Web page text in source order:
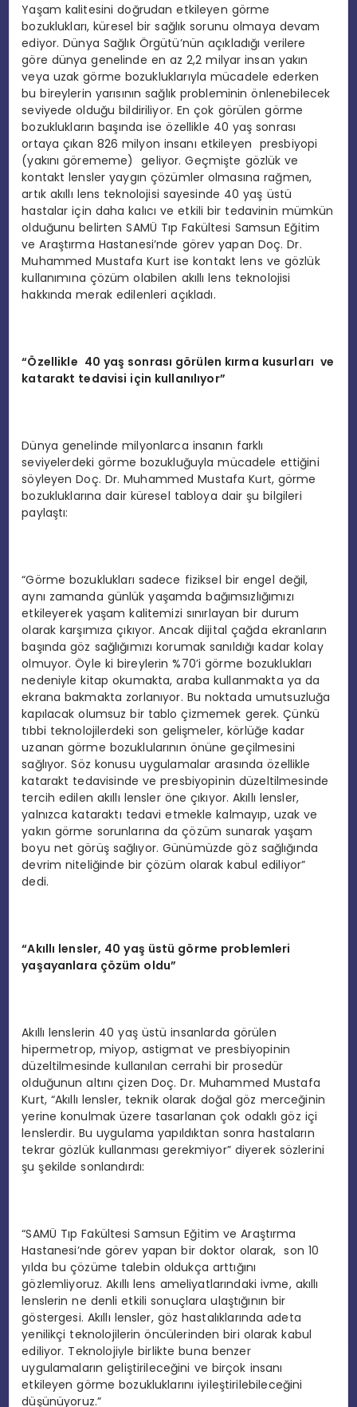
Yaşam kalitesini doğrudan etkileyen görme
bozuklukları, küresel bir sağlık sorunu olmaya devam
ediyor. Dünya Sağlık Örgütü’nün açıkladığı verilere
göre dünya genelinde en az 2,2 milyar insan yakın
veya uzak görme bozukluklarıyla mücadele ederken
bu bireylerin yarısının sağlık probleminin önlenebilecek
seviyede olduğu bildiriliyor. En çok görülen görme
bozuklukların başında ise özellikle 40 yaş sonrası
ortaya çıkan 826 milyon insanı etkileyen presbiyopi
(yakını görememe) geliyor. Geçmişte gözlük ve
kontakt lensler yaygın çözümler olmasına rağmen,
artık akıllı lens teknolojisi sayesinde 40 yaş üstü
hastalar için daha kalıcı ve etkili bir tedavinin mümkün
olduğunu belirten SAMÜ Tıp Fakültesi Samsun Eğitim
ve Araştırma Hastanesi’nde görev yapan Doç. Dr.
Muhammed Mustafa Kurt ise kontakt lens ve gözlük
kullanımına çözüm olabilen akıllı lens teknolojisi
hakkında merak edilenleri açıkladı.
“Özellikle 40 yaş sonrası görülen kırma kusurları ve
katarakt tedavisi için kullanılıyor”
Dünya genelinde milyonlarca insanın farklı
seviyelerdeki görme bozukluğuyla mücadele ettiğini
söyleyen Doç. Dr. Muhammed Mustafa Kurt, görme
bozukluklarına dair küresel tabloya dair şu bilgileri
paylaştı:
“Görme bozuklukları sadece fiziksel bir engel değil,
aynı zamanda günlük yaşamda bağımsızlığımızı
etkileyerek yaşam kalitemizi sınırlayan bir durum
olarak karşımıza çıkıyor. Ancak dijital çağda ekranların
başında göz sağlığımızı korumak sanıldığı kadar kolay
olmuyor. Öyle ki bireylerin %70’i görme bozuklukları
nedeniyle kitap okumakta, araba kullanmakta ya da
ekrana bakmakta zorlanıyor. Bu noktada umutsuzluğa
kapılacak olumsuz bir tablo çizmemek gerek. Çünkü
tıbbi teknolojilerdeki son gelişmeler, körlüğe kadar
uzanan görme bozuklularının önüne geçilmesini
sağlıyor. Söz konusu uygulamalar arasında özellikle
katarakt tedavisinde ve presbiyopinin düzeltilmesinde
tercih edilen akıllı lensler öne çıkıyor. Akıllı lensler,
yalnızca kataraktı tedavi etmekle kalmayıp, uzak ve
yakın görme sorunlarına da çözüm sunarak yaşam
boyu net görüş sağlıyor. Günümüzde göz sağlığında
devrim niteliğinde bir çözüm olarak kabul ediliyor”
dedi.
“Akıllı lensler, 40 yaş üstü görme problemleri
yaşayanlara çözüm oldu”
Akıllı lenslerin 40 yaş üstü insanlarda görülen
hipermetrop, miyop, astigmat ve presbiyopinin
düzeltilmesinde kullanılan cerrahi bir prosedür
olduğunun altını çizen Doç. Dr. Muhammed Mustafa
Kurt, “Akıllı lensler, teknik olarak doğal göz merceğinin
yerine konulmak üzere tasarlanan çok odaklı göz içi
lenslerdir. Bu uygulama yapıldıktan sonra hastaların
tekrar gözlük kullanması gerekmiyor” diyerek sözlerini
şu şekilde sonlandırdı:
“SAMÜ Tıp Fakültesi Samsun Eğitim ve Araştırma
Hastanesi’nde görev yapan bir doktor olarak, son 10
yılda bu çözüme talebin oldukça arttığını
gözlemliyoruz. Akıllı lens ameliyatlarındaki ivme, akıllı
lenslerin ne denli etkili sonuçlara ulaştığının bir
göstergesi. Akıllı lensler, göz hastalıklarında adeta
yenilikçi teknolojilerin öncülerinden biri olarak kabul
ediliyor. Teknolojiyle birlikte buna benzer
uygulamaların geliştirileceğini ve birçok insanı
etkileyen görme bozukluklarını iyileştirilebileceğini
düşünüyoruz.”